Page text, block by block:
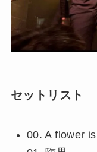
セットリスト
00. A flower